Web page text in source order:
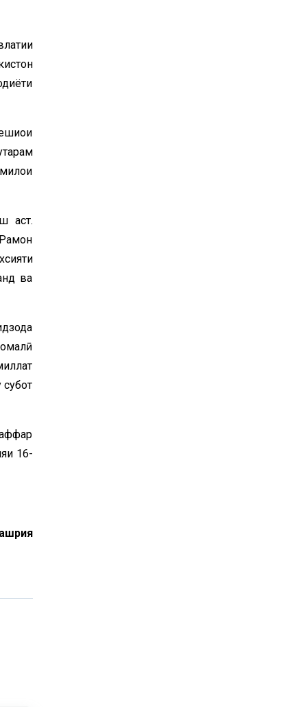
аст.
ва
субот
16-